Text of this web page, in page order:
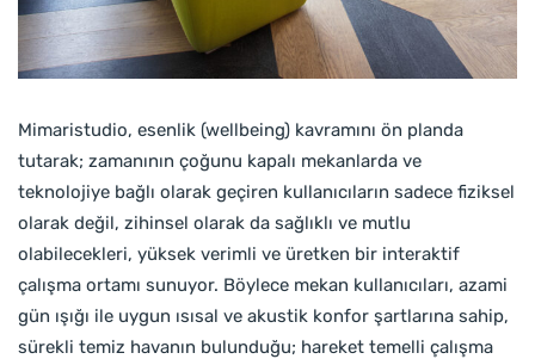
Mimaristudio, esenlik (wellbeing) kavramını ön planda
tutarak; zamanının çoğunu kapalı mekanlarda ve
teknolojiye bağlı olarak geçiren kullanıcıların sadece fiziksel
olarak değil, zihinsel olarak da sağlıklı ve mutlu
olabilecekleri, yüksek verimli ve üretken bir interaktif
çalışma ortamı sunuyor. Böylece mekan kullanıcıları, azami
gün ışığı ile uygun ısısal ve akustik konfor şartlarına sahip,
sürekli temiz havanın bulunduğu; hareket temelli çalışma